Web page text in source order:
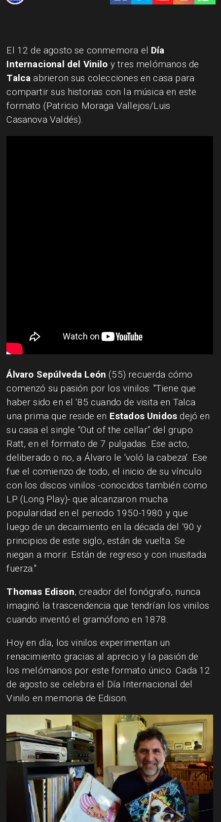
El 12 de agosto se conmemora el Día
Internacional del Vinilo y tres melómanos de
Talca abrieron sus colecciones en casa para
compartir sus historias con la música en este
formato (Patricio Moraga Vallejos/Luis
Casanova Valdés).
Álvaro Sepúlveda León (55) recuerda cómo
comenzó su pasión por los vinilos: "Tiene que
haber sido en el ‘85 cuando de visita en Talca
una prima que reside en Estados Unidos dejó en
su casa el single “Out of the cellar” del grupo
Ratt, en el formato de 7 pulgadas. Ese acto,
deliberado o no, a Álvaro le 'voló la cabeza'. Ese
fue el comienzo de todo, el inicio de su vínculo
con los discos vinilos -conocidos también como
LP (Long Play)- que alcanzaron mucha
popularidad en el periodo 1950-1980 y que
luego de un decaimiento en la década del ‘90 y
principios de este siglo, están de vuelta. Se
niegan a morir. Están de regreso y con inusitada
fuerza."
Thomas Edison, creador del fonógrafo, nunca
imaginó la trascendencia que tendrían los vinilos
cuando inventó el gramófono en 1878.
Hoy en día, los vinilos experimentan un
renacimiento gracias al aprecio y la pasión de
los melómanos por este formato único. Cada 12
de agosto se celebra el Día Internacional del
Vinilo en memoria de Edison.